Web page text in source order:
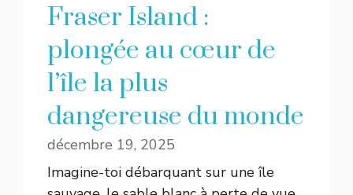
Fraser Island :
plongée au cœur de
l’île la plus
dangereuse du monde
décembre 19, 2025
Imagine-toi débarquant sur une île